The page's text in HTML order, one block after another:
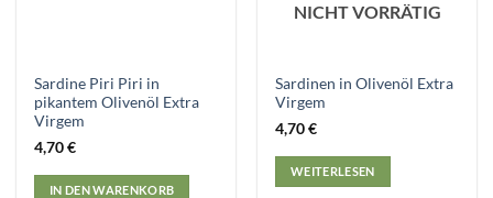
Sardine Piri Piri in
pikantem Olivenöl Extra
Virgem
4,70€
IN DEN WARENKORB
NICHT VORRÄTIG
Sardinen in Olivenöl Extra
Virgem
4,70€
WEITERLESEN